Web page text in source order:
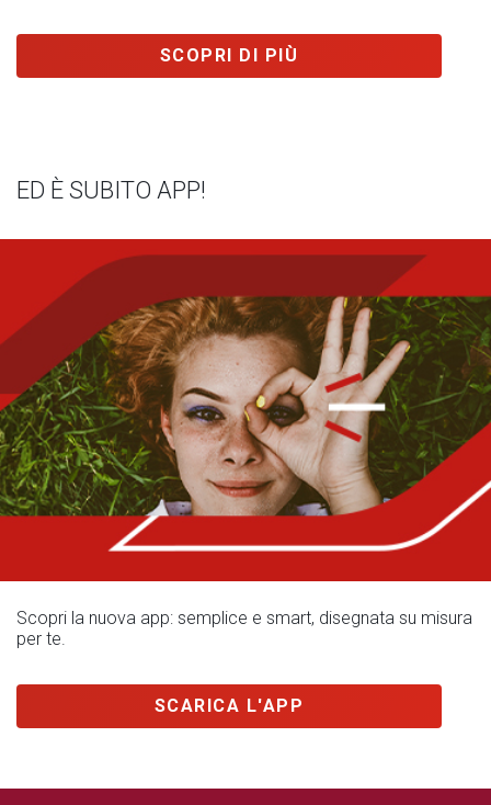
SCOPRI DI PIÙ
ED È SUBITO APP!
Scopri la nuova app: semplice e smart, disegnata su misura
per te.
SCARICA L'APP